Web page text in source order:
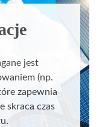
jest
(np.
zapewnia
skraca czas